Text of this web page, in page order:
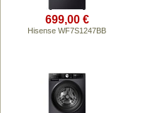
699,00 €
Hisense WF7S1247BB